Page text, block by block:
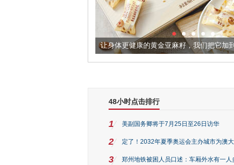
让身体更健康的黄金亚麻籽，我们把它加到了牛轧糖里
48小时点击排行
1 美副国务卿将于7月25日至26日访华
2 定了！2032年夏季奥运会主办城市为澳
3 郑州地铁被困人员口述：车厢外水有一人